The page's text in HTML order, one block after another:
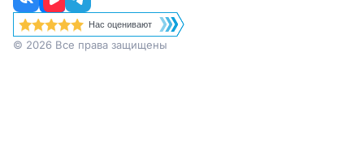
Нас оценивают
© 2026 Все права защищены